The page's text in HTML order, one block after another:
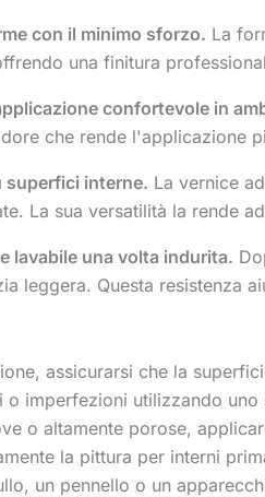
con il minimo sforzo. La
una finitura
confortevole in
che rende l'applicazione
superfici interne. La vernice
La sua versatilità la rende
lavabile una volta indurita.
leggera. Questa resistenza
assicurarsi che la
o imperfezioni utilizzando
o altamente porose,
la pittura per interni
un pennello o un